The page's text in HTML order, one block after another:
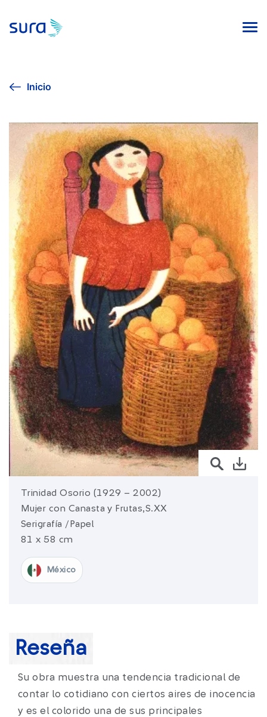
AGENDA CULTURAL
EXPOSICIÓN SURA 2024
COLECCIÓN DE ARTE
PUBLICACIONES EDITORIALES
Línea ética
Contacto
sura.com
Más deSURA
SURA en: Latinoamérica
Inicio
Trinidad Osorio (1929 – 2002)
Mujer con Canasta y Frutas,S.XX
Serigrafía /Papel
81 x 58 cm
México​
Reseña
Su obra muestra una tendencia tradicional de
contar lo cotidiano con ciertos aires de inocencia
y es el colorido una de sus principales